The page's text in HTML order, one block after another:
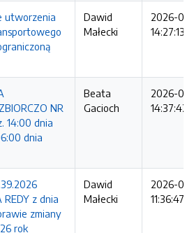
utworzenia
Dawid
Małecki
2026-
14:27:13
NR
14:00 dnia
dnia
Beata
Gacioch
2026-
14:37:42
REDY z dnia
zmiany
rok
Dawid
Małecki
2026-
11:36:47